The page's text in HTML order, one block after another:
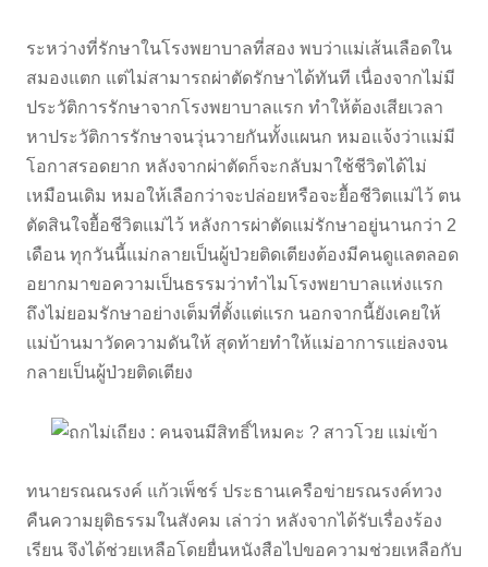
ระหว่างที่รักษาในโรงพยาบาลที่สอง พบว่าแม่เส้นเลือดใน
สมองแตก แต่ไม่สามารถผ่าตัดรักษาได้ทันที เนื่องจากไม่มี
ประวัติการรักษาจากโรงพยาบาลแรก ทำให้ต้องเสียเวลา
หาประวัติการรักษาจนวุ่นวายกันทั้งแผนก หมอแจ้งว่าแม่มี
โอกาสรอดยาก หลังจากผ่าตัดก็จะกลับมาใช้ชีวิตได้ไม่
เหมือนเดิม หมอให้เลือกว่าจะปล่อยหรือจะยื้อชีวิตแม่ไว้ ตน
ตัดสินใจยื้อชีวิตแม่ไว้ หลังการผ่าตัดแม่รักษาอยู่นานกว่า 2
เดือน ทุกวันนี้แม่กลายเป็นผู้ป่วยติดเตียงต้องมีคนดูแลตลอด
อยากมาขอความเป็นธรรมว่าทำไมโรงพยาบาลแห่งแรก
ถึงไม่ยอมรักษาอย่างเต็มที่ตั้งแต่แรก นอกจากนี้ยังเคยให้
แม่บ้านมาวัดความดันให้ สุดท้ายทำให้แม่อาการแย่ลงจน
กลายเป็นผู้ป่วยติดเตียง
ทนายรณณรงค์ แก้วเพ็ชร์ ประธานเครือข่ายรณรงค์ทวง
คืนความยุติธรรมในสังคม เล่าว่า หลังจากได้รับเรื่องร้อง
เรียน จึงได้ช่วยเหลือโดยยื่นหนังสือไปขอความช่วยเหลือกับ